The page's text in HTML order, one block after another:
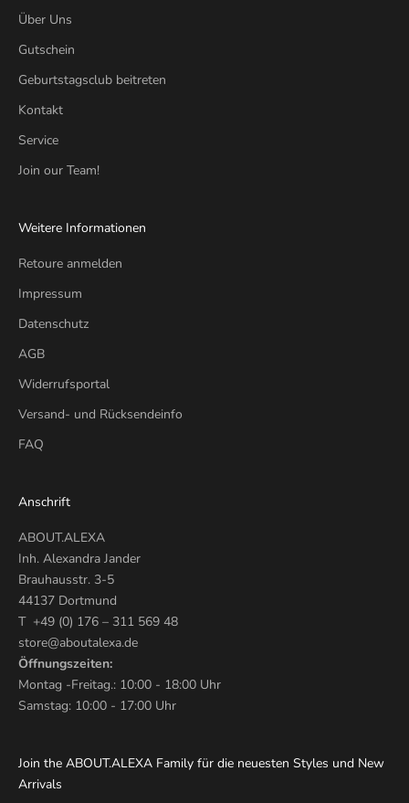
Über Uns
Gutschein
Geburtstagsclub beitreten
Kontakt
Service
Join our Team!
Weitere Informationen
Retoure anmelden
Impressum
Datenschutz
AGB
Widerrufsportal
Versand- und Rücksendeinfo
FAQ
Anschrift
ABOUT.ALEXA
Inh. Alexandra Jander
Brauhausstr. 3-5
44137 Dortmund
T +49 (0) 176 – 311 569 48
store@aboutalexa.de
Öffnungszeiten:
Montag -Freitag.: 10:00 - 18:00 Uhr
Samstag: 10:00 - 17:00 Uhr
Join the ABOUT.ALEXA Family für die neuesten Styles und New
Arrivals